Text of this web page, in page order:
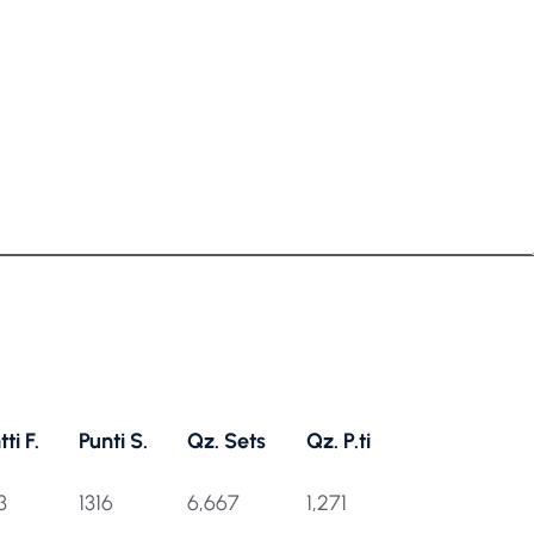
F. Punti S. Qz. Sets
Qz. P.ti
F. Punti S. Qz. Sets Qz. P.ti
1316 6,667 1,271